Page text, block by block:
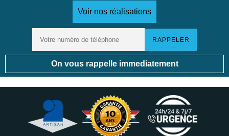
Voir nos réalisations
On vous rappelle immediatement